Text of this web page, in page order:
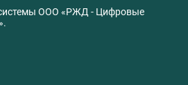
ООО «РЖД - Цифровые